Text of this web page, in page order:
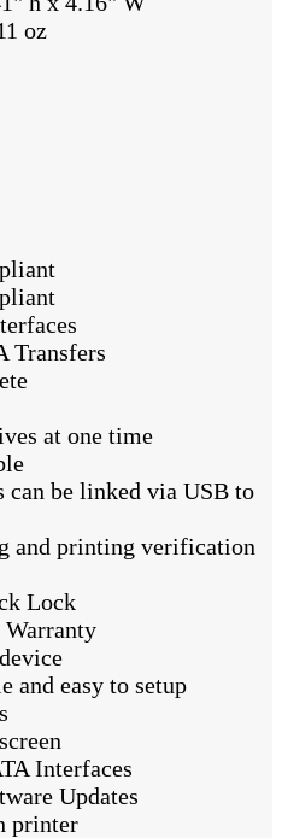
oz
Transfers
at one time
be linked via USB to
and printing verification
Lock
Warranty
and easy to setup
Interfaces
Updates
printer